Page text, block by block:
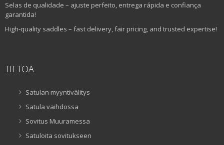
Selas de qualidade – ajuste perfeito, entrega rápida e confiança
garantida!
High-quality saddles – fast delivery, fair pricing, and trusted expertise!
TIETOA
Satulan myyntivälitys
Satula vaihdossa
Sovitus Muuramessa
Satuloita sovitukseen